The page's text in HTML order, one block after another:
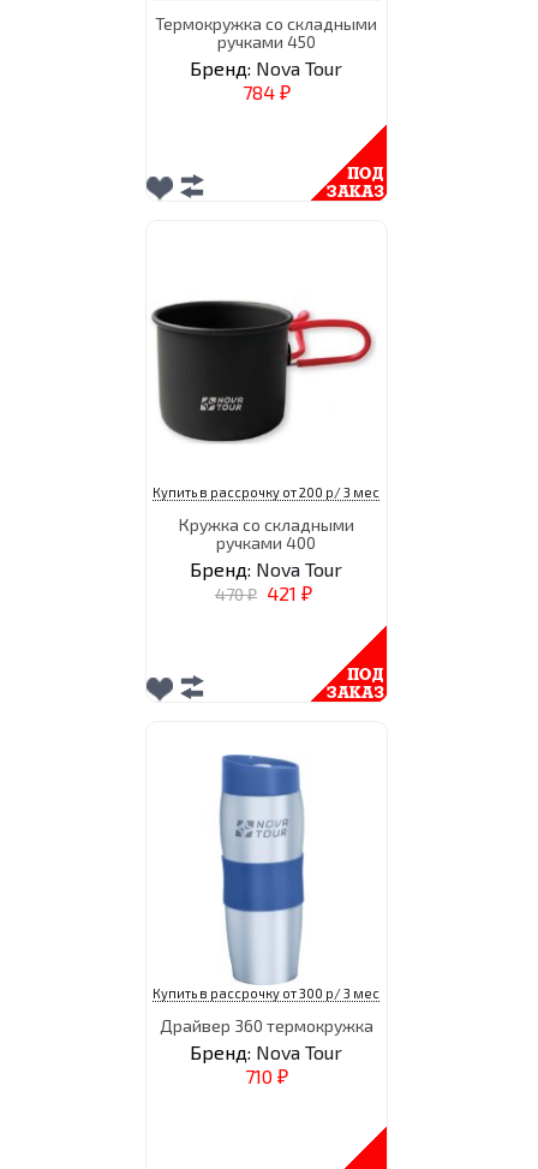
Термокружка со складными
ручками 450
Бренд: Nova Tour
784 ₽
Купить в рассрочку от 200 р/ 3 мес
Кружка со складными
ручками 400
Бренд: Nova Tour
470₽ 421 ₽
Купить в рассрочку от 300 р/ 3 мес
Драйвер 360 термокружка
Бренд: Nova Tour
710 ₽